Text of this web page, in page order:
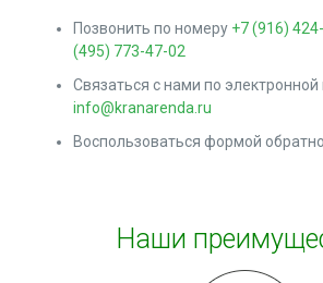
Позвонить по номеру +7 (916)
(495) 773-47-02
Связаться с нами по электронной
info@kranarenda.ru
Воспользоваться формой
Наши